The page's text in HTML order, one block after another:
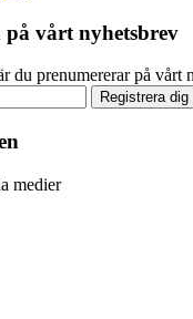
på vårt nyhetsbrev
du prenumererar på vårt
Registrera dig
medier